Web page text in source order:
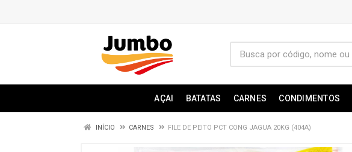
AÇAI BATATAS CARNES CONDIMENTOS
INÍCIO CARNES FILE DE PEITO PCT CONG JAGUA 20KG (404A)